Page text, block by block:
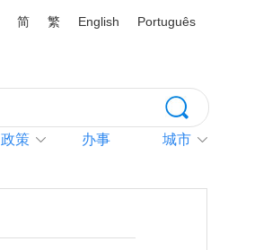
简 繁 English Português
政策 办事 城市